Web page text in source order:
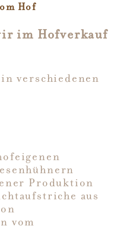
Hof
im Hofverkauf
verschiedenen
Produktion
aus
vom